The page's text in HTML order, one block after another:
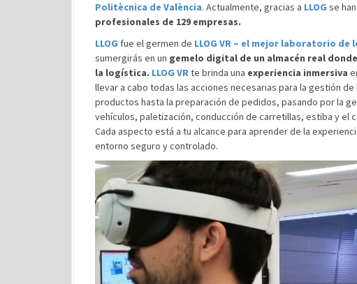
Politècnica de València. Actualmente, gracias a LLOG se
profesionales de 129 empresas.
LLOG fue el germen de LLOG VR – el mejor laboratorio
sumergirás en un gemelo digital de un almacén real
la logística. LLOG VRte brinda una experiencia inmersiva
llevar a cabo todas las acciones necesarias para la gestión
productos hasta la preparación de pedidos, pasando por la
vehículos, paletización, conducción de carretillas, estiba y el
Cada aspecto está a tu alcance para aprender de la
entorno seguro y controlado.